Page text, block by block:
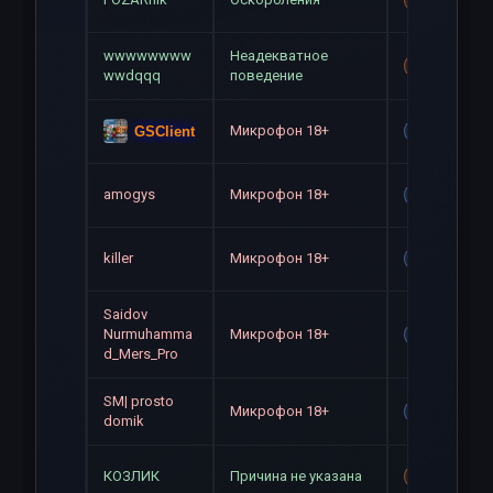
wwwwwwww
wwdqqq
Неадекватное
поведение
GSClient Микрофон 18+
amogys Микрофон 18+
killer Микрофон 18+
Saidov
Nurmuhamma
d_Mers_Pro
Микрофон 18+
SM| prosto
domik
Микрофон 18+
КОЗЛИК Причина не указана